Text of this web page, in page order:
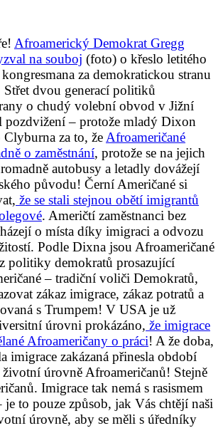
Afroamerický Demokrat Gregg
na souboj (foto) o křeslo letitého
za demokratickou stranu
Střet dvou generací politiků
o chudý volební obvod v Jižní
– protože mladý Dixon
za to, že Afroameričané
o zaměstnání, protože se na jejich
autobusy a letadly dovážejí
původu! Černí Američané si
že se stali stejnou obětí imigrantů
. Američtí zaměstnanci bez
o místa díky imigraci a odvozu
Podle Dixna jsou Afroameričané
politiky demokratů prosazující
– tradiční voliči Demokratů,
zákaz imigrace, zákaz potratů a
s Trumpem! V USA je už
úrovni prokázáno, že imigrace
Afroameričany o práci! A že doba,
imigrace zakázaná přinesla období
úrovně Afroameričanů! Stejně
Imigrace tak nemá s rasismem
je to pouze způsob, jak Vás chtějí naši
úrovně, aby se měli s úředníky